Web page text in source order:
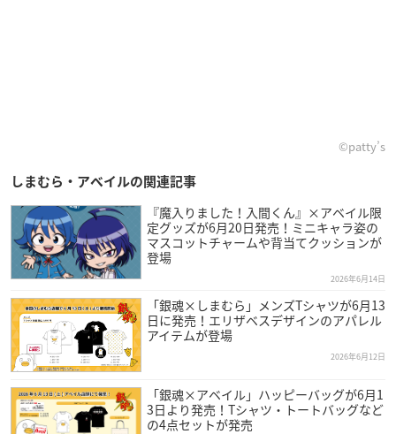
©patty’s
しまむら・アベイルの関連記事
『魔入りました！入間くん』×アベイル限
定グッズが6月20日発売！ミニキャラ姿の
マスコットチャームや背当てクッションが
登場
2026年6月14日
「銀魂×しまむら」メンズTシャツが6月13
日に発売！エリザベスデザインのアパレル
アイテムが登場
2026年6月12日
「銀魂×アベイル」ハッピーバッグが6月1
3日より発売！Tシャツ・トートバッグなど
の4点セットが発売